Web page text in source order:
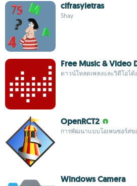
cifrasyletras
Shay
Free Music & Video
ดาวน์โหลดเพลงและวิดีโอได้
OpenRCT2
การพัฒนาแบบโอเพนซอร์สข
Windows Camera